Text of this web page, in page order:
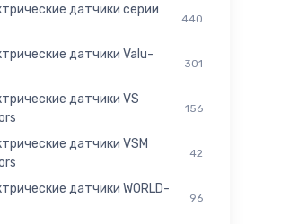
датчики серии
440
датчики Valu-
301
датчики VS
156
датчики VSM
42
датчики WORLD-
96